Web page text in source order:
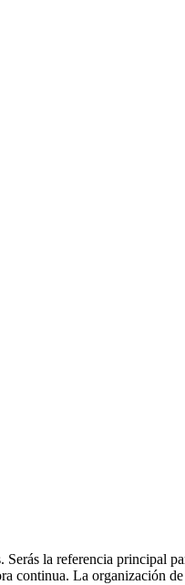
la referencia principal
La organización